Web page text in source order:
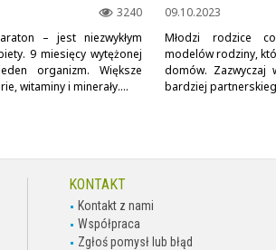
3240
– jest niezwykłym
9 miesięcy wytężonej
organizm. Większe
witaminy i minerały....
09.10.2023
Młodzi rodzice
modelów rodziny,
domów. Zazwyczaj
bardziej
KONTAKT
Kontakt z nami
Współpraca
Zgłoś pomysł lub błąd